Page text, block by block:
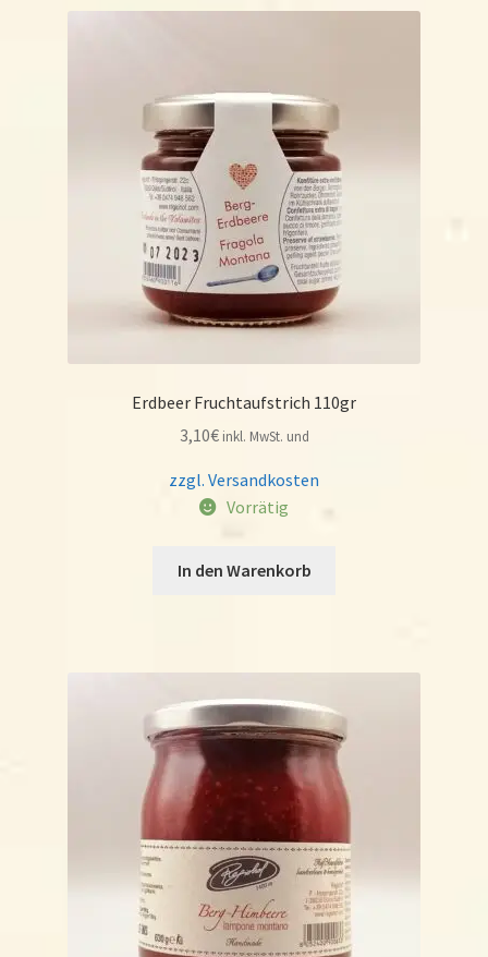
Erdbeer Fruchtaufstrich 110gr
3,10€ inkl. MwSt. und
zzgl. Versandkosten
Vorrätig
In den Warenkorb